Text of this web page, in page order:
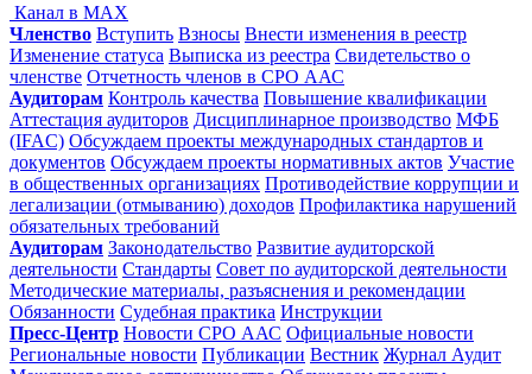
Канал в MAX
Членство Вступить Взносы Внести изменения в реестр
Изменение статуса Выписка из реестра Свидетельство о
членстве Отчетность членов в СРО ААС
Аудиторам Контроль качества Повышение квалификации
Аттестация аудиторов Дисциплинарное производство МФБ
(IFAC) Обсуждаем проекты международных стандартов и
документов Обсуждаем проекты нормативных актов Участие
в общественных организациях Противодействие коррупции и
легализации (отмыванию) доходов Профилактика нарушений
обязательных требований
Аудиторам Законодательство Развитие аудиторской
деятельности Стандарты Совет по аудиторской деятельности
Методические материалы, разъяснения и рекомендации
Обязанности Судебная практика Инструкции
Пресс-Центр Новости СРО ААС Официальные новости
Региональные новости Публикации Вестник Журнал Аудит